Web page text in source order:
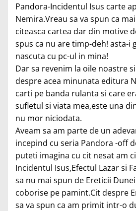
Pandora-Incidentul Isus carte
Nemira.Vreau sa va spun ca
citeasca cartea dar din motive
spus ca nu are timp-deh! asta-i
nascuta cu pc-ul in mina!
Dar sa revenim la oile noastre
despre acea minunata editura
carti pe banda rulanta si care
sufletul si viata mea,este una
nu mor niciodata.
Aveam sa am parte de un
incepind cu seria Pandora -off
puteti imagina cu cit nesat am
Incidentul Isus,Efectul Lazar si
sa nu mai spun de Ereticii
coborise pe pamint.Cit despre
sa va spun ca am primit intr-o